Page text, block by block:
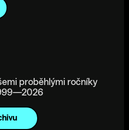
proběhlými ročníky